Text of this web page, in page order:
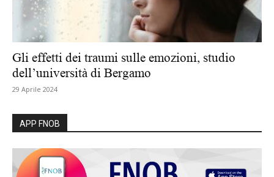
Gli effetti dei traumi sulle emozioni, studio
dell’università di Bergamo
29 Aprile 2024
APP FNOB